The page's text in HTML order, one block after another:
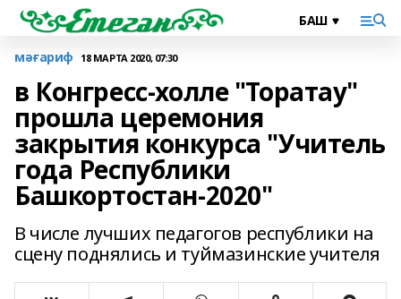
мәғариф 18 МАРТА 2020, 07:30
в Конгресс-холле "Торатау"
прошла церемония
закрытия конкурса "Учитель
года Республики
Башкортостан-2020"
В числе лучших педагогов республики на
сцену поднялись и туймазинские учителя